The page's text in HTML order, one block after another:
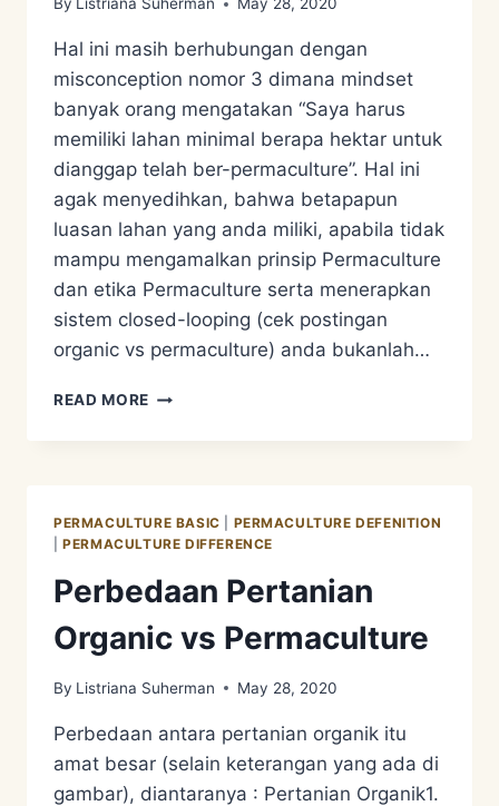
By Listriana Suherman May 28, 2020
Hal ini masih berhubungan dengan
misconception nomor 3 dimana mindset
banyak orang mengatakan “Saya harus
memiliki lahan minimal berapa hektar untuk
dianggap telah ber-permaculture”. Hal ini
agak menyedihkan, bahwa betapapun
luasan lahan yang anda miliki, apabila tidak
mampu mengamalkan prinsip Permaculture
dan etika Permaculture serta menerapkan
sistem closed-looping (cek postingan
organic vs permaculture) anda bukanlah…
READ MORE MISKONSEPSI
NOMER
PERMACULTURE BASIC
PERMACULTURE DEFENITION
|PERMACULTURE DIFFERENCE
Perbedaan Pertanian
Organic vs Permaculture
By Listriana Suherman May 28, 2020
Perbedaan antara pertanian organik itu
amat besar (selain keterangan yang ada di
gambar), diantaranya : Pertanian Organik1.